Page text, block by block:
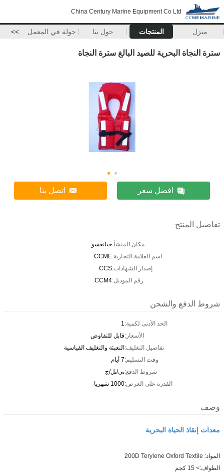
China Century Marine Equipment Co Ltd
منزل المنتجات حول بنا جولة في المعمل >>
سترة النجاة البحرية للصيد البالغ سترة النجاة
افضل سعر اتصل بنا
تفاصيل المنتج
مكان المنشأ:جيانغسو
اسم العلامة التجارية:CCME
إصدار الشهادات:CCS
رقم الموديل:CCM4
شروط الدفع والشحن
الحد الأدنى لكمية:1
الأسعار:قابل للتفاوض
تفاصيل التغليف:التعبئة والتغليف القياسية
وقت التسليم:7 أيام
شروط الدفع:تي/تل/ج
القدرة على العرض:1000 شهريا
وصف
معدات إنقاذ الحياة البحرية
المواد: 200D Terylene Oxford Textile
الطواف:> 15 كجم